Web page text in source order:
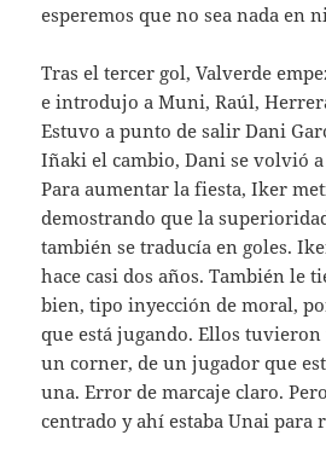
esperemos que no sea nada en
Tras el tercer gol, Valverde
e introdujo a Muni, Raúl,
Estuvo a punto de salir Dani
Iñaki el cambio, Dani se volvió
Para aumentar la fiesta, Iker
demostrando que la
también se traducía en goles.
hace casi dos años. También le
bien, tipo inyección de moral,
que está jugando. Ellos tuvieron
un corner, de un jugador que
una. Error de marcaje claro.
centrado y ahí estaba Unai para